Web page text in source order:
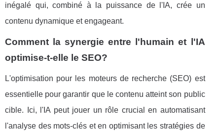
inégalé qui, combiné à la puissance de l'IA, crée un
contenu dynamique et engageant.
Comment la synergie entre l'humain et l'IA
optimise-t-elle le SEO?
L'optimisation pour les moteurs de recherche (SEO) est
essentielle pour garantir que le contenu atteint son public
cible. Ici, l'IA peut jouer un rôle crucial en automatisant
l'analyse des mots-clés et en optimisant les stratégies de